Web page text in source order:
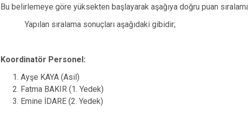
Bu belirlemeye göre yüksekten başlayarak aşağıya doğru puan
Yapılan sıralama sonuçları aşağıdaki gibidir;
Koordinatör Personel:
Ayşe KAYA (Asil)
Fatma BAKIR (1. Yedek)
Emine İDARE (2. Yedek)